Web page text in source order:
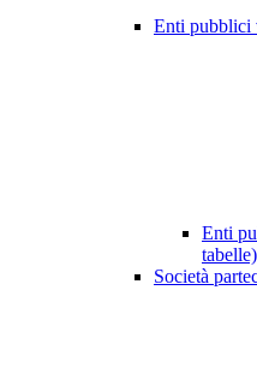
Enti pubblici
Enti
tabelle)
Società